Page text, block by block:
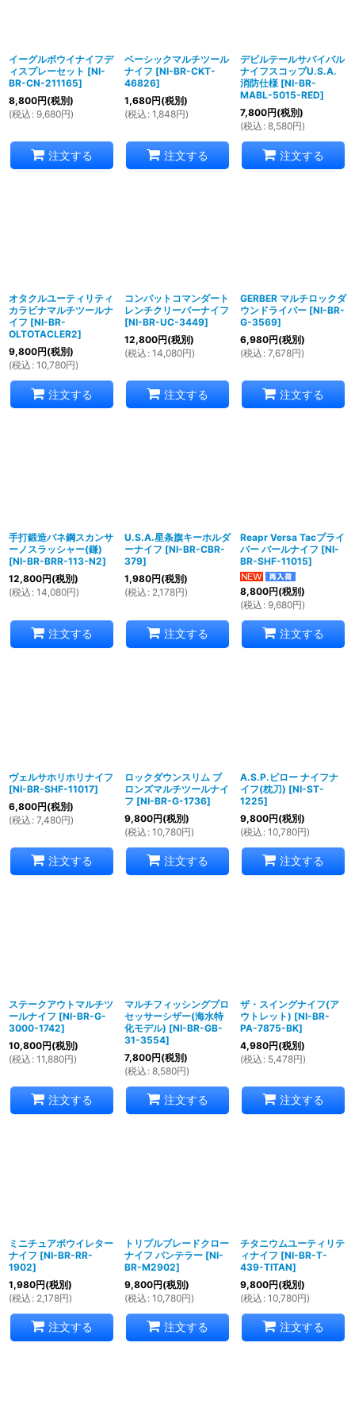
イーグルボウイナイフデ
ィスプレーセット [NI-
BR-CN-211165]
8,800円(税別)
(税込 : 9,680円)
注文する
ベーシックマルチツール
ナイフ [NI-BR-CKT-
46826]
1,680円(税別)
(税込 : 1,848円)
注文する
デビルテールサバイバル
ナイフスコップU.S.A.
消防仕様 [NI-BR-
MABL-5015-RED]
7,800円(税別)
(税込 : 8,580円)
注文する
オタクルユーティリティ
カラビナマルチツールナ
イフ [NI-BR-
OLTOTACLER2]
9,800円(税別)
(税込 : 10,780円)
注文する
コンバットコマンダート
レンチクリーバーナイフ
[NI-BR-UC-3449]
12,800円(税別)
(税込 : 14,080円)
注文する
GERBER マルチロックダ
ウンドライバー [NI-BR-
G-3569]
6,980円(税別)
(税込 : 7,678円)
注文する
手打鍛造バネ鋼スカンサ
ーノスラッシャー(鎌)
[NI-BR-BRR-113-N2]
12,800円(税別)
(税込 : 14,080円)
注文する
U.S.A.星条旗キーホルダ
ーナイフ [NI-BR-CBR-
379]
1,980円(税別)
(税込 : 2,178円)
注文する
Reapr Versa Tacプライ
バー バールナイフ [NI-
BR-SHF-11015]
8,800円(税別)
(税込 : 9,680円)
注文する
ヴェルサホリホリナイフ
[NI-BR-SHF-11017]
6,800円(税別)
(税込 : 7,480円)
注文する
ロックダウンスリム ブ
ロンズマルチツールナイ
フ [NI-BR-G-1736]
9,800円(税別)
(税込 : 10,780円)
注文する
A.S.P.ピロー ナイフナ
イフ(枕刀) [NI-ST-
1225]
9,800円(税別)
(税込 : 10,780円)
注文する
ステークアウトマルチツ
ールナイフ [NI-BR-G-
3000-1742]
10,800円(税別)
(税込 : 11,880円)
注文する
マルチフィッシングプロ
セッサーシザー(海水特
化モデル) [NI-BR-GB-
31-3554]
7,800円(税別)
(税込 : 8,580円)
注文する
ザ・スイングナイフ(ア
ウトレット) [NI-BR-
PA-7875-BK]
4,980円(税別)
(税込 : 5,478円)
注文する
ミニチュアボウイレター
ナイフ [NI-BR-RR-
1902]
1,980円(税別)
(税込 : 2,178円)
注文する
トリプルブレードクロー
ナイフ パンテラー [NI-
BR-M2902]
9,800円(税別)
(税込 : 10,780円)
注文する
チタニウムユーティリテ
ィナイフ [NI-BR-T-
439-TITAN]
9,800円(税別)
(税込 : 10,780円)
注文する